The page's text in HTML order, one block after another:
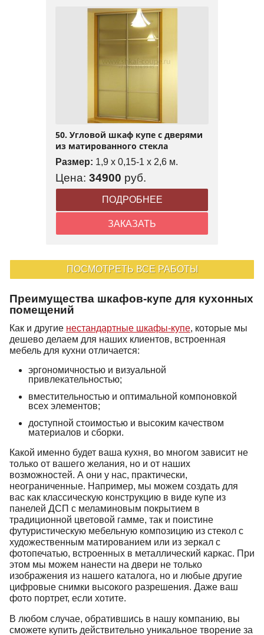
50. Угловой шкаф купе с дверями
из матированного стекла
Размер: 1,9 x 0,15-1 x 2,6 м.
Цена: 34900 руб.
ПОДРОБНЕЕ
ЗАКАЗАТЬ
ПОСМОТРЕТЬ ВСЕ РАБОТЫ
Преимущества шкафов-купе для кухонных
помещений
Как и другие нестандартные шкафы-купе, которые мы
дешево делаем для наших клиентов, встроенная
мебель для кухни отличается:
эргономичностью и визуальной
привлекательностью;
вместительностью и оптимальной компоновкой
всех элементов;
доступной стоимостью и высоким качеством
материалов и сборки.
Какой именно будет ваша кухня, во многом зависит не
только от вашего желания, но и от наших
возможностей. А они у нас, практически,
неограниченные. Например, мы можем создать для
вас как классическую конструкцию в виде купе из
панелей ДСП с меламиновым покрытием в
традиционной цветовой гамме, так и поистине
футуристическую мебельную композицию из стекол с
художественным матированием или из зеркал с
фотопечатью, встроенных в металлический каркас. При
этом мы можем нанести на двери не только
изображения из нашего каталога, но и любые другие
цифровые снимки высокого разрешения. Даже ваш
фото портрет, если хотите.
В любом случае, обратившись в нашу компанию, вы
сможете купить действительно уникальное творение за